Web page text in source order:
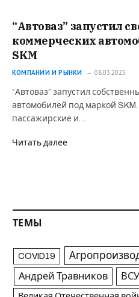
“Автоваз” запустил
коммерческих
SKM
КОМПАНИИ И РЫНКИ 08.03.2025
“Автоваз” запустил
автомобилей под маркой
пассажирские и…
Читать далее
ТЕМЫ
COVID19
Андрей Травников ВСУ